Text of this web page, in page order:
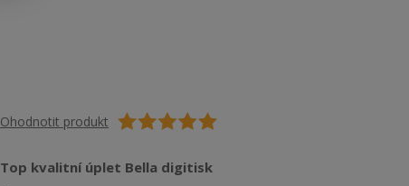
Ohodnotit produkt
Top kvalitní úplet Bella digitisk